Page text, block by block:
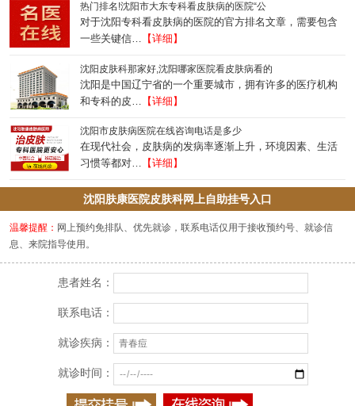
热门排名!沈阳市大东专科看皮肤病的医院“公
对于沈阳专科看皮肤病的医院的官方排名文章，需要包含
一些关键信… 【详细】
沈阳皮肤科那家好,沈阳哪家医院看皮肤病看的
沈阳是中国辽宁省的一个重要城市，拥有许多的医疗机构
和专科的皮…
【详细】
沈阳市皮肤病医院在线咨询电话是多少
在现代社会，皮肤病的发病率逐渐上升，环境因素、生活
习惯等都对… 【详细】
沈阳肤康医院皮肤科网上自助挂号入口
温馨提醒： 网上预约免排队、优先就诊，联系电话仅用于接收预约号、就诊信
息、来院指导使用。
患者姓名：
联系电话：
就诊疾病：
就诊时间：